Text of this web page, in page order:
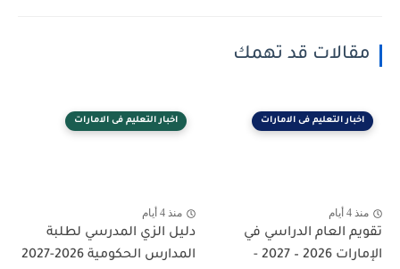
مقالات قد تهمك
اخبار التعليم فى الامارات
منذ 4 أيام
تقويم العام الدراسي في
الإمارات 2026 – 2027 -
اخبار التعليم فى الامارات
منذ 4 أيام
دليل الزي المدرسي لطلبة
المدارس الحكومية 2026-2027